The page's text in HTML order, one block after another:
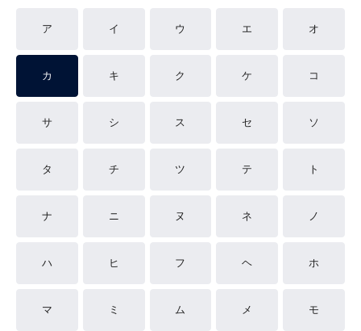
ア イ ウ エ オ
カ キ ク ケ コ
サ シ ス セ ソ
タ チ ツ テ ト
ナ ニ ヌ ネ ノ
ハ ヒ フ ヘ ホ
マ ミ ム メ モ